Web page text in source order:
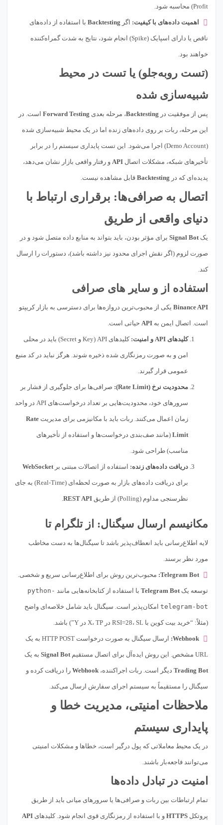
Profit) محاسبه شود.
اهمیت داده‌های با کیفیت: اگر Backtesting با استفاده از داده‌های
ناقص یا دارای اسپایک (Spike) انجام شود، نتایج به شدت گمراه‌کننده
خواهند بود.
(تست روبه‌جلو) یا تست در محیط
شبیه‌سازی شده
پس از موفقیت در Backtesting، مرحله بعدی Forward Testing است. در
این مرحله، ربات بر روی داده‌های زنده اما در یک محیط شبیه‌سازی شده
(Demo Account) اجرا می‌شود. این تست پایداری سیستم را در برابر
تأخیرهای شبکه، مشکلات اتصال API و رفتار واقعی بازار نشان می‌دهد،
پدیده‌ای که در Backtesting قابل مشاهده نیست.
اتصال به صرافی‌ها: برقراری ارتباط با
دنیای واقعی از طریق
یکSignal Bot برای مؤثر بودن، باید بتواند به منابع داده متصل شود و در
صورت لزوم (اگر نقش اجرای محدود نیز داشته باشد)، دستورات را ارسال
کند.
استفاده از و سایر های صرافی
Binance API یکی از محبوب‌ترین دروازه‌ها برای دسترسی به بازار کریپتو
است. اتصال ایمن به API حیاتی است.
کلیدهای API و امنیت: کلیدهای API (Key و Secret) باید در محلی
امن و به صورت رمزنگاری شده ذخیره شوند. هرگز نباید در کد منبع
عمومی قرار گیرند.
محدودیت نرخ (Rate Limit): صرافی‌ها برای جلوگیری از فشار بر
سرورهای خود، محدودیت‌هایی بر تعداد درخواست‌های API در واحد
زمان اعمال می‌کنند. ربات باید با مکانیزمی برای مدیریت Rate
Limit (مانند صف‌بندی درخواست‌ها و استفاده از تأخیرهای
مناسب) طراحی شود.
دریافت داده‌های زنده: استفاده از اتصالات مبتنی برWebSocket
برای دریافت داده‌های بازار به صورت لحظه‌ای (Real-Time) به جای
نظرسنجی مداوم (Polling) از طریق REST API
.
مکانیسم ارسال سیگنال: از تلگرام تا
لایه اطلاع‌رسانی باید انعطاف‌پذیر باشد تا سیگنال‌ها به دست مخاطب
مورد نظر برسند.
Telegram Bot: محبوب‌ترین روش برای اطلاع‌رسانی سریع و شخصی.
توسعه یکTelegram Bot با استفاده از کتابخانه‌هایی مانند python-
telegram-bot امکان‌پذیر است. سیگنال باید شامل خلاصه‌ای واضح
(مثلاً: “خرید بیت کوین با RSI=28، SL در X، TP در Y”) باشد.
Webhook: ارسال سیگنال به صورت درخواست HTTP POST به یک
URL مشخص. این روش ایده‌آل برای اتصال مستقیم Signal Bot به یک
Trading Bot دیگر است. ربات اجراکننده، Webhook را دریافت کرده و
سیگنال را مستقیماً به سیستم اجرای سفارش ارسال می‌کند.
ملاحظات امنیتی، مدیریت خطا و
پایداری سیستم
در یک محیط معاملاتی که پول درگیر است، خطاها و مشکلات امنیتی
می‌توانند فاجعه‌بار باشند.
امنیت در تبادل داده‌ها
تمام ارتباطات بین ربات و صرافی‌ها یا سرورهای میانی باید از طریق
پروتکل HTTPS و با استفاده از رمزنگاری قوی انجام شود. کلیدهای API